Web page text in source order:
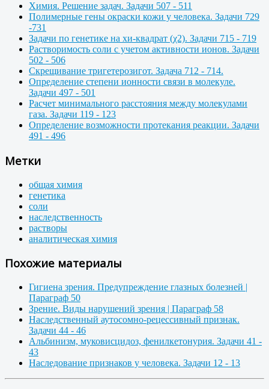
Химия. Решение задач. Задачи 507 - 511
Полимерные гены окраски кожи у человека. Задачи 729
-731
Задачи по генетике на хи-квадрат (χ2). Задачи 715 - 719
Растворимость соли с учетом активности ионов. Задачи
502 - 506
Скрещивание тригетерозигот. Задача 712 - 714.
Определение степени ионности связи в молекуле.
Задачи 497 - 501
Расчет минимального расстояния между молекулами
газа. Задачи 119 - 123
Определение возможности протекания реакции. Задачи
491 - 496
Метки
общая химия
генетика
соли
наследственность
растворы
аналитическая химия
Похожие материалы
Гигиена зрения. Предупреждение глазных болезней |
Параграф 50
Зрение. Виды нарушений зрения | Параграф 58
Наследственный аутосомно-рецессивный признак.
Задачи 44 - 46
Альбинизм, муковисцидоз, фенилкетонурия. Задачи 41 -
43
Наследование признаков у человека. Задачи 12 - 13